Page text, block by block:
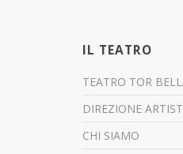
IL TEATRO
TEATRO TOR
DIREZIONE
CHI SIAMO